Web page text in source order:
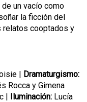
un vacío como
la ficción del
relatos cooptados y
| Dramaturgismo:
Rocca y Gimena
| Iluminación: Lucía